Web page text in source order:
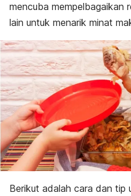
mencuba mempelbagaikan
lain untuk menarik minat
Berikut adalah cara dan tip